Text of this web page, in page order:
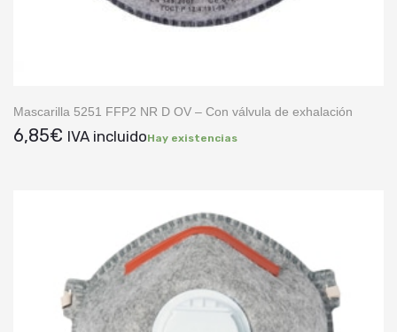
Mascarilla 5251 FFP2 NR D OV – Con válvula de exhalación
6,85€ IVA incluidoHay existencias